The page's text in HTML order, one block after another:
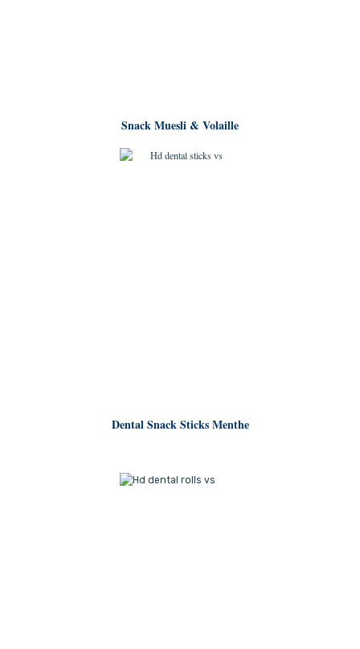
Snack Muesli & Volaille
Dental Snack Sticks Menthe